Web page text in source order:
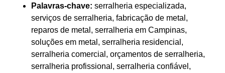
Palavras-chave: serralheria especializada,
serviços de serralheria, fabricação de metal,
reparos de metal, serralheria em Campinas,
soluções em metal, serralheria residencial,
serralheria comercial, orçamentos de serralheria,
serralheria profissional, serralheria confiável,